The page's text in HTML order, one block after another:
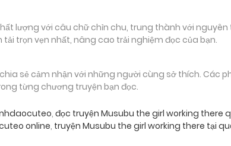
lượng với câu chữ chỉn chu, trung thành với nguyên
trọn vẹn nhất, nâng cao trải nghiệm đọc của bạn.
sẻ cảm nhận với những người cùng sở thích. Các
từng chương truyện bạn đọc.
, đọc truyện Musubu the girl working there
online, truyện Musubu the girl working there tại